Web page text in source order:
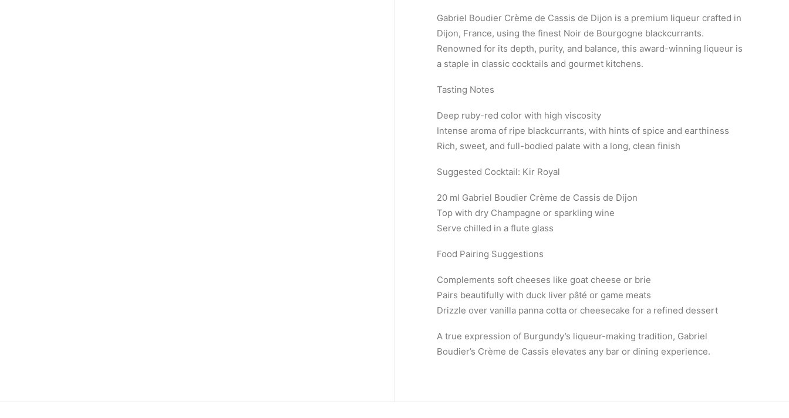
Gabriel Boudier Crème de Cassis de Dijon is a premium liqueur crafted in
Dijon, France, using the finest Noir de Bourgogne blackcurrants.
Renowned for its depth, purity, and balance, this award-winning liqueur is
a staple in classic cocktails and gourmet kitchens.
Tasting Notes
Deep ruby-red color with high viscosity
Intense aroma of ripe blackcurrants, with hints of spice and earthiness
Rich, sweet, and full-bodied palate with a long, clean finish
Suggested Cocktail: Kir Royal
20 ml Gabriel Boudier Crème de Cassis de Dijon
Top with dry Champagne or sparkling wine
Serve chilled in a flute glass
Food Pairing Suggestions
Complements soft cheeses like goat cheese or brie
Pairs beautifully with duck liver pâté or game meats
Drizzle over vanilla panna cotta or cheesecake for a refined dessert
A true expression of Burgundy’s liqueur-making tradition, Gabriel
Boudier’s Crème de Cassis elevates any bar or dining experience.